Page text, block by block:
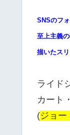
SNSのフ
至上主義
描いたスリ
ライド
カート
(ジョー